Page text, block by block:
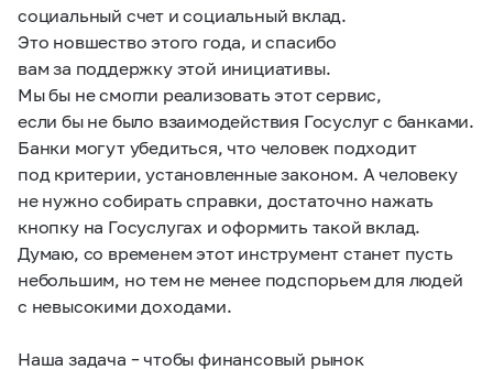
социальный счет и социальный вклад.
Это новшество этого года, и спасибо
вам за поддержку этой инициативы.
Мы бы не смогли реализовать этот сервис,
если бы не было взаимодействия Госуслуг с банками.
Банки могут убедиться, что человек подходит
под критерии, установленные законом. А человеку
не нужно собирать справки, достаточно нажать
кнопку на Госуслугах и оформить такой вклад.
Думаю, со временем этот инструмент станет пусть
небольшим, но тем не менее подспорьем для людей
с невысокими доходами.
Наша задача – чтобы финансовый рынок